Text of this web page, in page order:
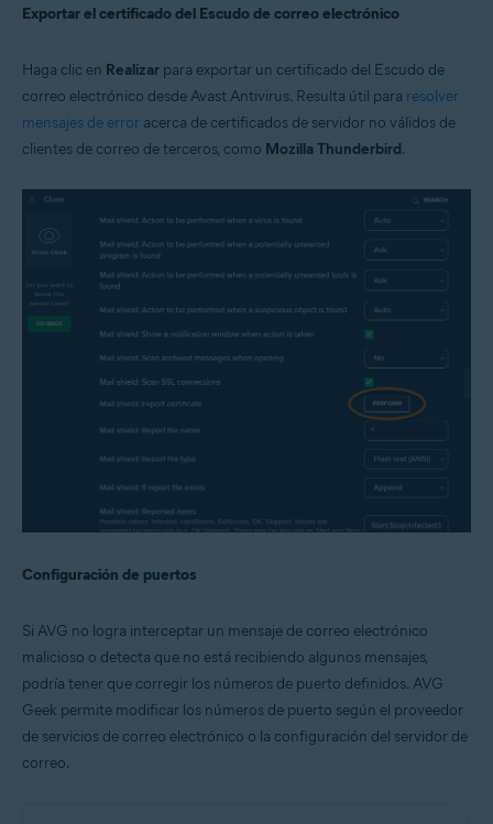
Exportar el certificado del Escudo de correo electrónico
Haga clic en Realizar para exportar un certificado del Escudo de
correo electrónico desde Avast Antivirus. Resulta útil para resolver
mensajes de error acerca de certificados de servidor no válidos de
clientes de correo de terceros, como Mozilla Thunderbird.
Configuración de puertos
Si AVG no logra interceptar un mensaje de correo electrónico
malicioso o detecta que no está recibiendo algunos mensajes,
podría tener que corregir los números de puerto definidos. AVG
Geek permite modificar los números de puerto según el proveedor
de servicios de correo electrónico o la configuración del servidor de
correo.